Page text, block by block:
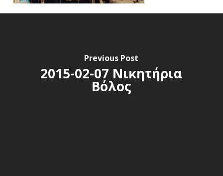
Previous Post
2015-02-07 Νικητήρια
Βόλος